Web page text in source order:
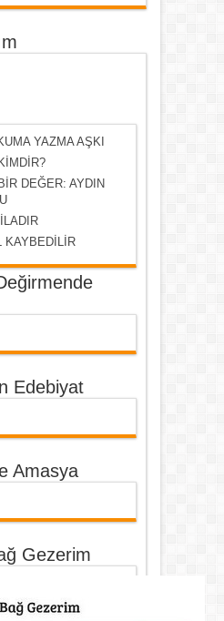
YAZMA AŞKI
DEĞER: AYDIN
KAYBEDİLİR
Edebiyat
Amasya
Gezerim